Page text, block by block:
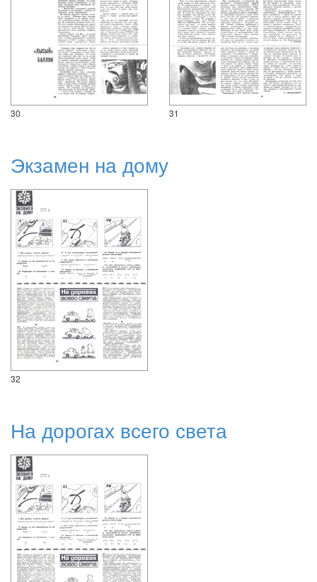
30 31
Экзамен на дому
32
На дорогах всего света